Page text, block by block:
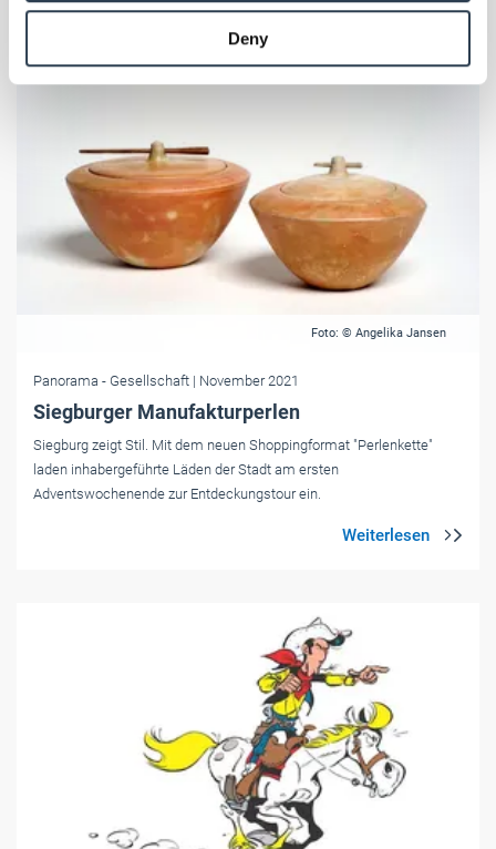
provided to them or that they’ve collected from your use
Weitere Informationen:Impressum Datenschutz
Deny
Foto: © Angelika Jansen
Panorama - Gesellschaft | November 2021
Siegburger Manufakturperlen
Siegburg zeigt Stil. Mit dem neuen Shoppingformat "Perlenkette"
laden inhabergeführte Läden der Stadt am ersten
Adventswochenende zur Entdeckungstour ein.